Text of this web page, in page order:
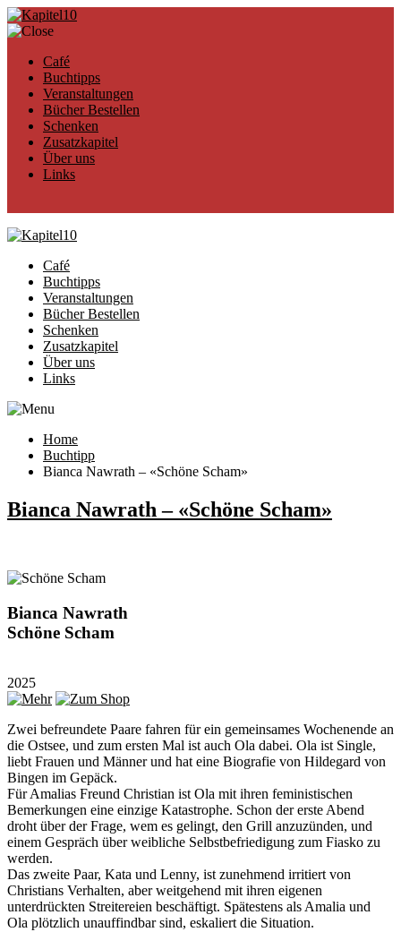
Café
Buchtipps
Veranstaltungen
Bücher Bestellen
Schenken
Zusatzkapitel
Über uns
Links
Café
Buchtipps
Veranstaltungen
Bücher Bestellen
Schenken
Zusatzkapitel
Über uns
Links
Home
Buchtipp
Bianca Nawrath – «Schöne Scham»
Bianca Nawrath – «Schöne Scham»
Bianca Nawrath
Schöne Scham
2025
Zwei befreundete Paare fahren für ein gemeinsames Wochenende an
die Ostsee, und zum ersten Mal ist auch Ola dabei. Ola ist Single,
liebt Frauen und Männer und hat eine Biografie von Hildegard von
Bingen im Gepäck.
Für Amalias Freund Christian ist Ola mit ihren feministischen
Bemerkungen eine einzige Katastrophe. Schon der erste Abend
droht über der Frage, wem es gelingt, den Grill anzuzünden, und
einem Gespräch über weibliche Selbstbefriedigung zum Fiasko zu
werden.
Das zweite Paar, Kata und Lenny, ist zunehmend irritiert von
Christians Verhalten, aber weitgehend mit ihren eigenen
unterdrückten Streitereien beschäftigt. Spätestens als Amalia und
Ola plötzlich unauffindbar sind, eskaliert die Situation.